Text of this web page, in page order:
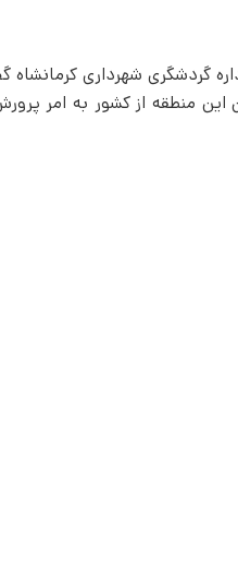
گردشگری شهرداری کرمانشاه
منطقه از کشور به امر